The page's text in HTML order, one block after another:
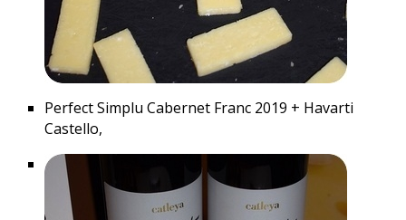
Perfect Simplu Cabernet Franc 2019 + Havarti
Castello,